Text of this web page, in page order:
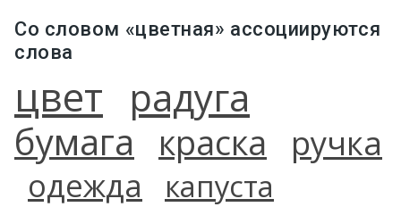
Со словом «цветная» ассоциируются
слова
цвет радуга
бумага краска ручка
одежда капуста